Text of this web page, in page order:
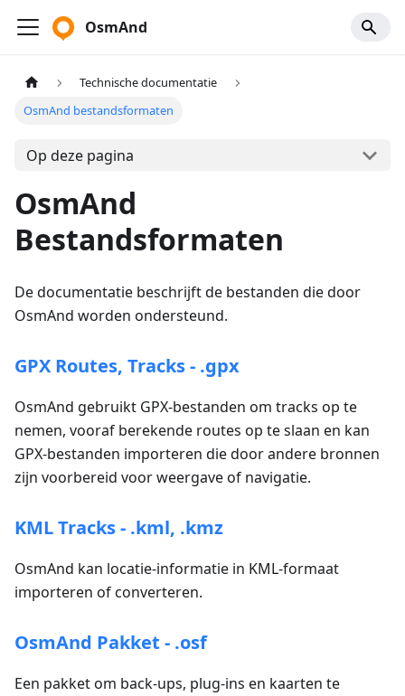
OsmAnd
Technische documentatie
OsmAnd bestandsformaten
Op deze pagina
OsmAnd
Bestandsformaten
De documentatie beschrijft de bestanden die door
OsmAnd worden ondersteund.
GPX Routes, Tracks - .gpx
OsmAnd gebruikt GPX-bestanden om tracks op te
nemen, vooraf berekende routes op te slaan en kan
GPX-bestanden importeren die door andere bronnen
zijn voorbereid voor weergave of navigatie.
KML Tracks - .kml, .kmz
OsmAnd kan locatie-informatie in KML-formaat
importeren of converteren.
OsmAnd Pakket - .osf
Een pakket om back-ups, plug-ins en kaarten te